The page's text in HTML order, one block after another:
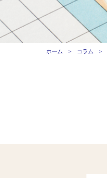
ホーム コラム